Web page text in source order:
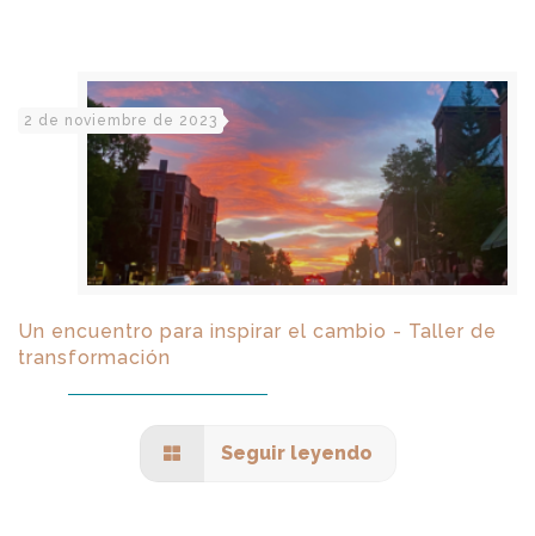
2 de noviembre de 2023
Un encuentro para inspirar el cambio - Taller de
transformación
Seguir leyendo